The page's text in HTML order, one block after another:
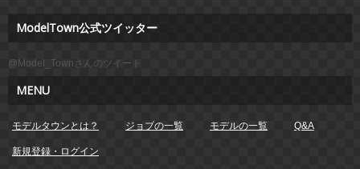
ModelTown公式ツイッター
@Model_Townさんのツイート
MENU
モデルタウンとは？ ジョブの一覧 モデルの一覧 Q&A
新規登録・ログイン